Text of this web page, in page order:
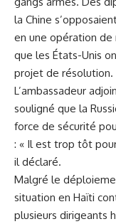
la Chine
en une opération de
que les États-Unis
projet de résolution.
L’ambassadeur
souligné que la
force de sécurité
: « Il est trop tôt
il déclaré.
Malgré le
situation en Haïti
plusieurs dirigeants